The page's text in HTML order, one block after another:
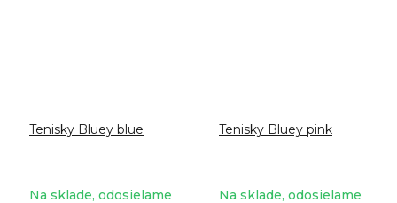
Tenisky Bluey blue
Priemerné
Na sklade, odosielame
Tenisky Bluey pink
Priemerné
Na sklade, odosielame